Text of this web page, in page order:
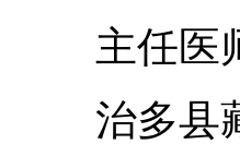
主任医
治多县